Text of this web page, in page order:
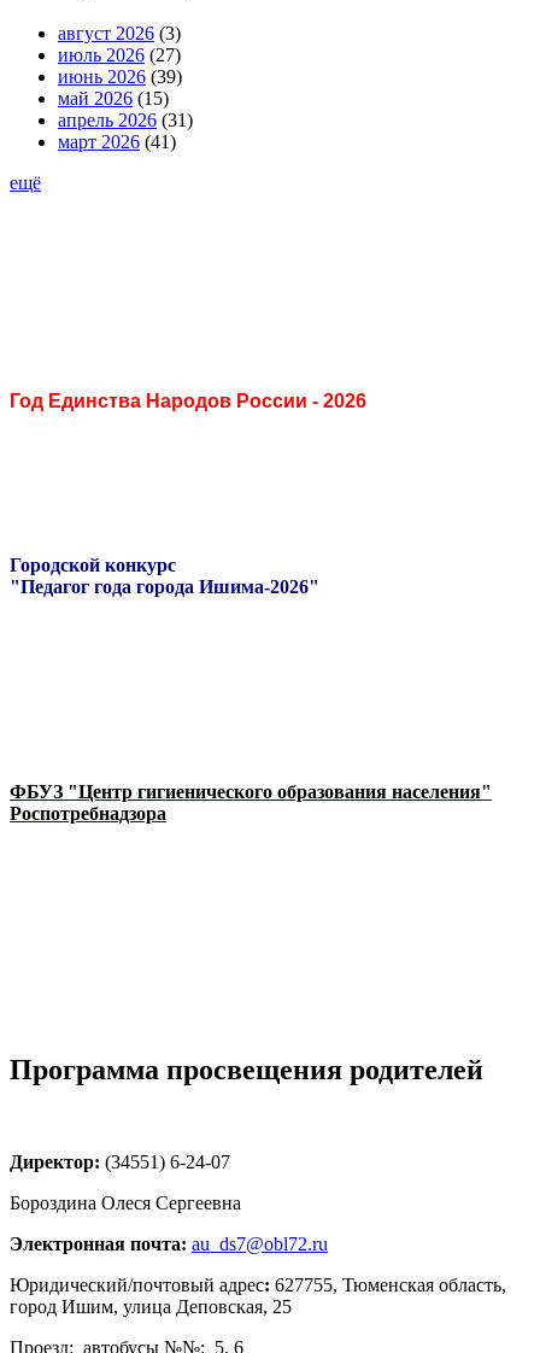
август 2026 (3)
июль 2026 (27)
июнь 2026 (39)
май 2026 (15)
апрель 2026 (31)
март 2026 (41)
ещё
Год Единства Народов России - 2026
Городской конкурс
"Педагог года города Ишима-2026"
ФБУЗ "Центр гигиенического образования населения"
Роспотребнадзора
Программа просвещения родителей
Директор: (34551) 6-24-07
Бороздина Олеся Сергеевна
Электронная почта: au_ds7@obl72.ru
Юридический/почтовый адрес: 627755, Тюменская область,
город Ишим, улица Деповская, 25
Проезд: автобусы №№: 5, 6